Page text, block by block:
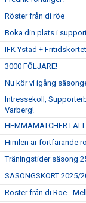
Röster från di röe
Boka din plats i
IFK Ystad +
3000 FÖLJARE!
Nu kör vi igång
Intressekoll,
Varberg!
HEMMAMATCHER I
Himlen är fortfarande
Träningstider säsong
SÄSONGSKORT 2025/
Röster från di Röe -